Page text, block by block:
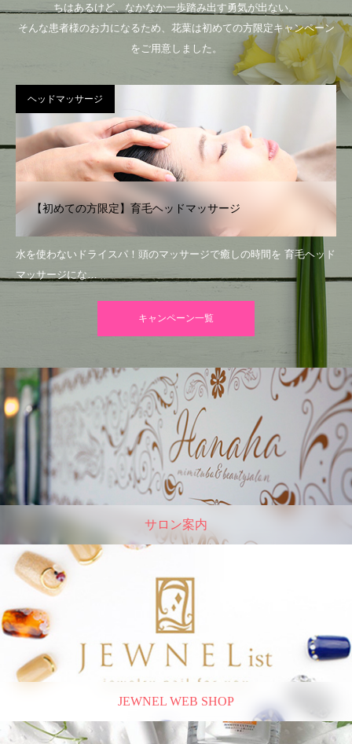
ちはあるけど、なかなか一歩踏み出す勇気が出ない。
そんな患者様のお力になるため、花葉は初めての方限定キャンペーン
をご用意しました。
ヘッドマッサージ
【初めての方限定】育毛ヘッドマッサージ
水を使わないドライスパ！頭のマッサージで癒しの時間を 育毛ヘッド
マッサージにな…
キャンペーン一覧
サロン案内
JEWNEL WEB SHOP